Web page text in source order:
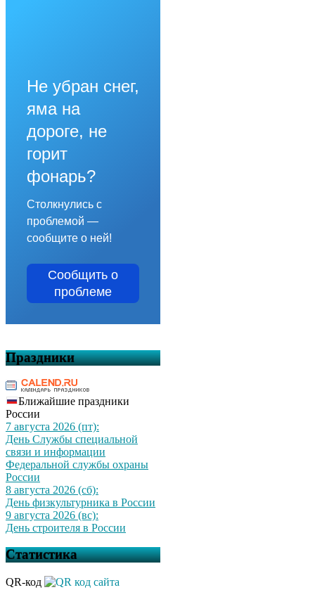
Не убран снег,
яма на
дороге, не
горит
фонарь?
Столкнулись с
проблемой —
сообщите о ней!
Сообщить о
проблеме
Праздники
Ближайшие праздники
России
7 августа 2026 (пт):
День Службы специальной
связи и информации
Федеральной службы охраны
России
8 августа 2026 (сб):
День физкультурника в России
9 августа 2026 (вс):
День строителя в России
Статистика
QR-код